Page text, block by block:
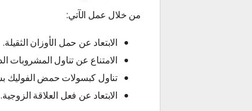
من خلال عمل الآتي:
الابتعاد عن حمل الأوزان الثقيلة.
الامتناع عن تناول المشروبات
تناول كبسولات حمض الفوليك
الابتعاد عن فعل العلاقة الزوجية.